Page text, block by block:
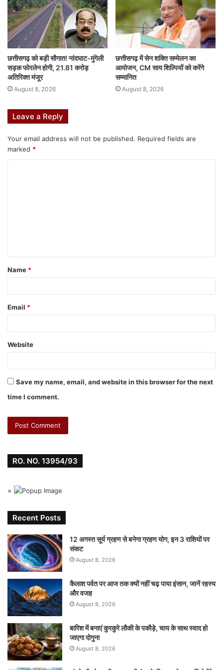
उक्त कार्यशाला में सुशासन एवं अभिसरण विभाग, उच्च शिक्षा, महिला एवं बाल
विकास, पंचायत, लोक स्वास्थ्य यांत्रिकी, स्कूल शिक्षा, खाद्य विभाग, नगरीय
प्रशासन विभाग, योजना विभाग सहित अन्य विभागों के राज्य एवं जिला स्तरीय वरिष्ठ
अधिकारीगण शामिल हुये।
F
c
e
b
o
W
at
s
p
e
n
M
s
n
T
bl
Pi
e
e
छत्तीसगढ़ को बड़ी सौगात! नांदघाट-मुंगेली
सड़क फोरलेन होगी, 21.81 करोड़
अतिरिक्त मंजूर
August 8, 2026
छत्तीसगढ़ में सेन शक्ति सम्मेलन का
आयोजन, CM साय शिल्पियों को करेंगे
सम्मानित
August 8, 2026
Leave a Reply
Your email address will not be published. Required fields are
marked *
Name *
Email *
Website
Save my name, email, and website in this browser for the next
time I comment.
RO. NO. 13954/93
×
Recent Posts
12 अगस्त सूर्य ग्रहण से बनेगा ग्रहण योग, इन 3 राशियों पर
संकट
August 8, 2026
कैलाश पर्वत पर आज तक क्यों नहीं चढ़ पाया इंसान, जानें रहस्य
और वजह
August 8, 2026
बारिश में बनाएं कुरकुरे लौकी के पकौड़े, चाय के साथ स्वाद हो
जाएगा दोगुना
August 8, 2026